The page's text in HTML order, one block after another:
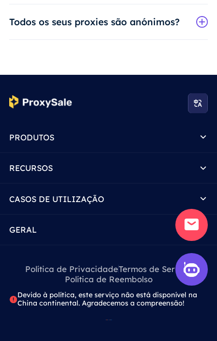
Todos os seus proxies são anónimos?
PRODUTOS
RECURSOS
CASOS DE UTILIZAÇÃO
GERAL
Política de PrivacidadeTermos de Serviço
Política de Reembolso
Devido à política, este serviço não está disponível na
China continental. Agradecemos a compreensão!